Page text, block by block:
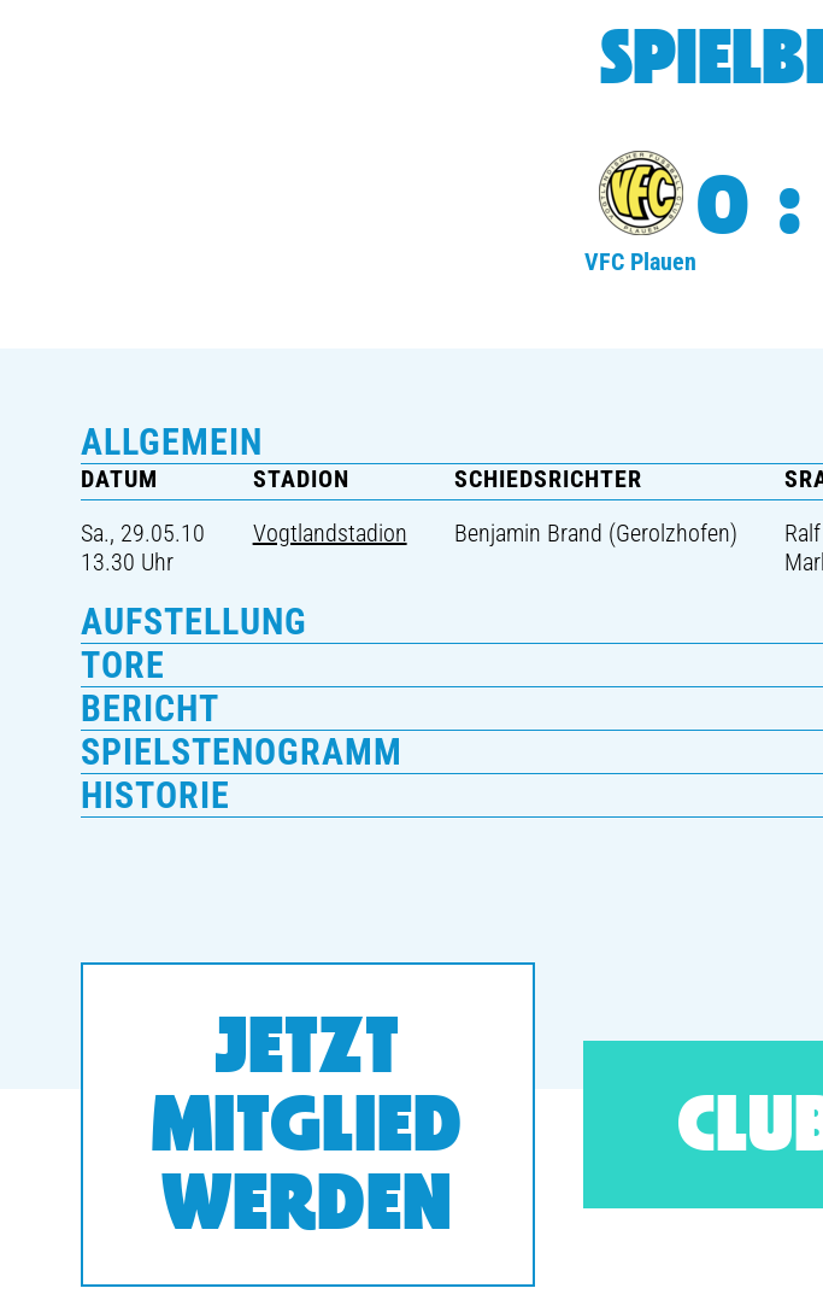
VFC Plauen
ALLGEMEIN
DATUM
Sa., 29.05.10
13.30 Uhr
STADION
Vogtlandstadion
SCHIEDSRICHTER
Benjamin Brand (Gerolzhofen)
AUFSTELLUNG
TORE
BERICHT
SPIELSTENOGRAMM
HISTORIE
JETZT
MITGLIED
WERDEN